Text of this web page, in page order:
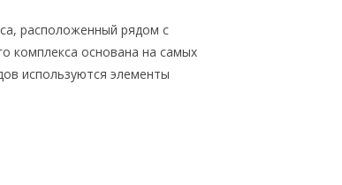
расположенный рядом с
комплекса основана на самых
используются элементы